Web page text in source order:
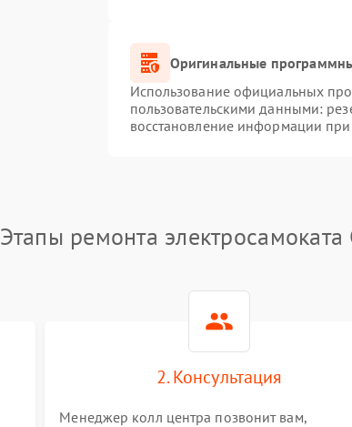
Оригинальные
Использование официальных
пользовательскими данными:
восстановление информации
Этапы ремонта электросамоката
2. Консультация
Менеджер колл центра позвонит вам,